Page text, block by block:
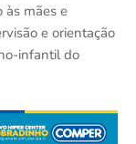
às mães e
e orientação
infantil do